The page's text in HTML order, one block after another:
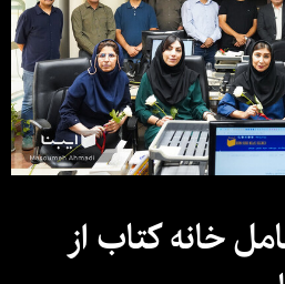
خانه کتاب از